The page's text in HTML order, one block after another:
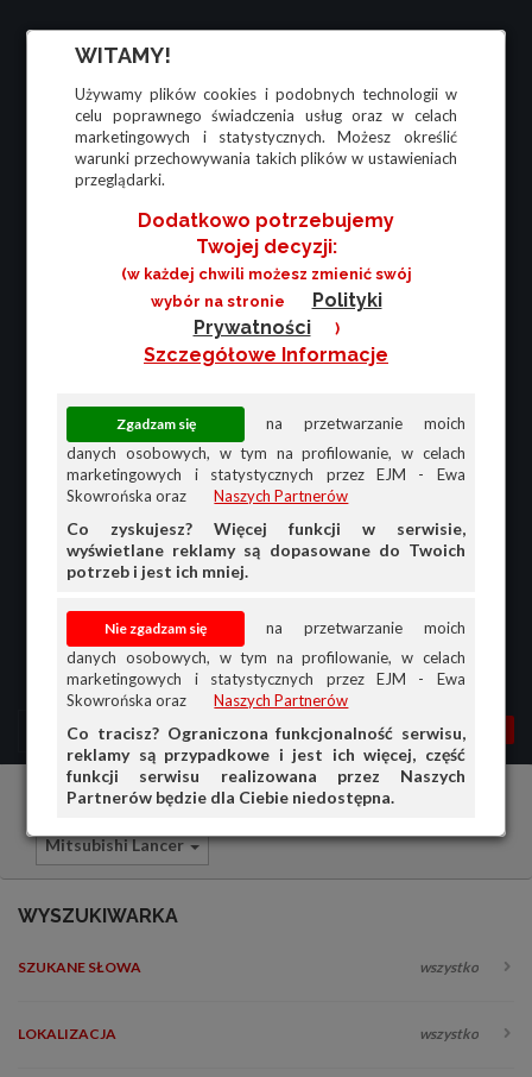
WITAMY!
Używamy plików cookies i podobnych technologii w
celu poprawnego świadczenia usług oraz w celach
marketingowych i statystycznych. Możesz określić
warunki przechowywania takich plików w ustawieniach
przeglądarki.
Dodatkowo potrzebujemy
Twojej decyzji:
(w każdej chwili możesz zmienić swój
wybór na stronie
Polityki
Prywatności
)
Szczegółowe Informacje
na przetwarzanie moich
danych osobowych, w tym na profilowanie, w celach
marketingowych i statystycznych przez EJM - Ewa
Skowrońska oraz
Naszych Partnerów
Co zyskujesz? Więcej funkcji w serwisie,
wyświetlane reklamy są dopasowane do Twoich
potrzeb i jest ich mniej.
na przetwarzanie moich
danych osobowych, w tym na profilowanie, w celach
marketingowych i statystycznych przez EJM - Ewa
Skowrońska oraz
Naszych Partnerów
Co tracisz? Ograniczona funkcjonalność serwisu,
reklamy są przypadkowe i jest ich więcej, część
funkcji serwisu realizowana przez Naszych
Partnerów będzie dla Ciebie niedostępna.
MENU MOJA AG
PRZEGLĄD
Samochody osobowe Mitsubishi
Mitsubishi Lancer
WYSZUKIWARKA
SZUKANE SŁOWA wszystko
LOKALIZACJA wszystko